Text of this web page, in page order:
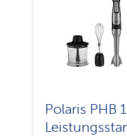
Polaris PHB